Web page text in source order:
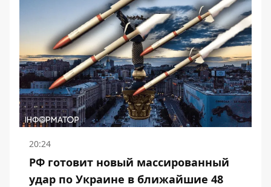
20:24
РФ готовит новый массированный
удар по Украине в ближайшие 48